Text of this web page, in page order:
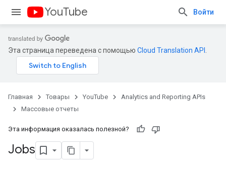
YouTube Войти
Эта страница переведена с помощью Cloud Translation API
Главная Товары YouTube
Analytics and Reporting APIs
Массовые отчеты
Эта информация оказалась полезной?
Jobs